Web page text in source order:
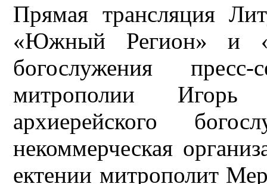
Прямая трансляция
«Южный Регион» и
богослужения
митрополии Игорь
архиерейского
некоммерческая
ектении митрополит